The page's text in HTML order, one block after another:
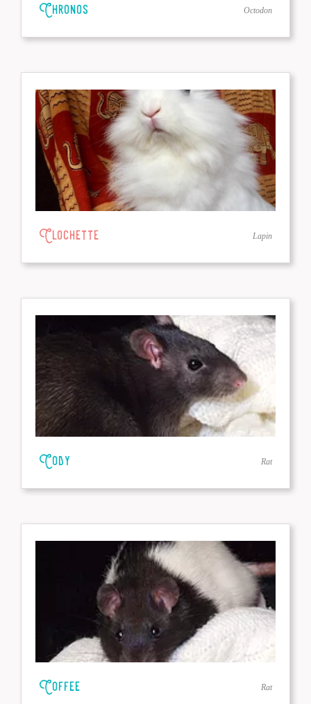
Chronos Octodon
Clochette Lapin
Cody Rat
Coffee Rat